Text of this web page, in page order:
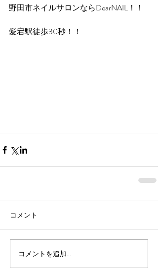
野田市ネイルサロンならDearNAIL！！
愛宕駅徒歩30秒！！
コメント
コメントを追加…